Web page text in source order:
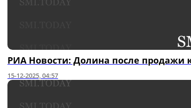
РИА Новости: Долина после продажи
15-12-2025, 04:57